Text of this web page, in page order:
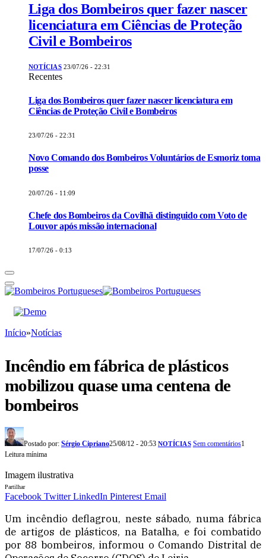
Liga dos Bombeiros quer fazer nascer
licenciatura em Ciências de Proteção
Civil e Bombeiros
NOTÍCIAS 23/07/26 - 22:31
Recentes
Liga dos Bombeiros quer fazer nascer licenciatura em
Ciências de Proteção Civil e Bombeiros
23/07/26 - 22:31
Novo Comando dos Bombeiros Voluntários de Esmoriz toma
posse
20/07/26 - 11:09
Chefe dos Bombeiros da Covilhã distinguido com Voto de
Louvor após missão internacional
17/07/26 - 0:13
Início»Notícias
Incêndio em fábrica de plásticos
mobilizou quase uma centena de
bombeiros
Postado por: Sérgio Cipriano25/08/12 - 20:53 NOTÍCIAS Sem comentários1
Leitura mínima
Imagem ilustrativa
Partilhar
Facebook Twitter LinkedIn Pinterest Email
Um incêndio deflagrou, neste sábado, numa fábrica
de artigos de plásticos, na Batalha, e foi combatido
por 88 bombeiros, informou o Comando Distrital de